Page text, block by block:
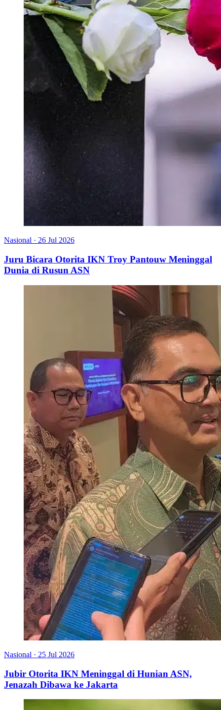
Nasional · 26 Jul 2026
Juru Bicara Otorita IKN Troy Pantouw Meninggal
Dunia di Rusun ASN
Nasional · 25 Jul 2026
Jubir Otorita IKN Meninggal di Hunian ASN,
Jenazah Dibawa ke Jakarta